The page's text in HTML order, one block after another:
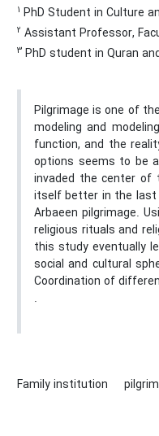
1 PhD Student in Culture
2 Assistant Professor,
3 PhD student in Quran
Pilgrimage is one of
modeling and
function, and the
options seems to be
invaded the center of
itself better in the last
Arbaeen pilgrimage.
religious rituals and
this study eventually
social and cultural
Coordination of
.
Family institution